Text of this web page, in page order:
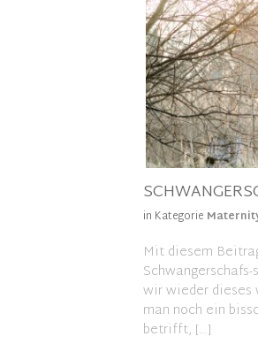
in Kategorie
Mit diesem
wir wieder dieses
man noch ein
betrifft, […]